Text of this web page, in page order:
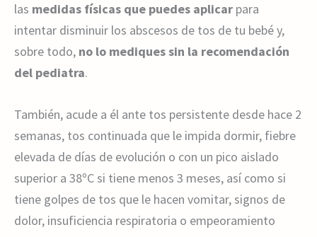
las medidas físicas que puedes aplicar para
intentar disminuir los abscesos de tos de tu bebé y,
sobre todo, no lo mediques sin la recomendación
del pediatra.
También, acude a él ante tos persistente desde hace 2
semanas, tos continuada que le impida dormir, fiebre
elevada de días de evolución o con un pico aislado
superior a 38ºC si tiene menos 3 meses, así como si
tiene golpes de tos que le hacen vomitar, signos de
dolor, insuficiencia respiratoria o empeoramiento